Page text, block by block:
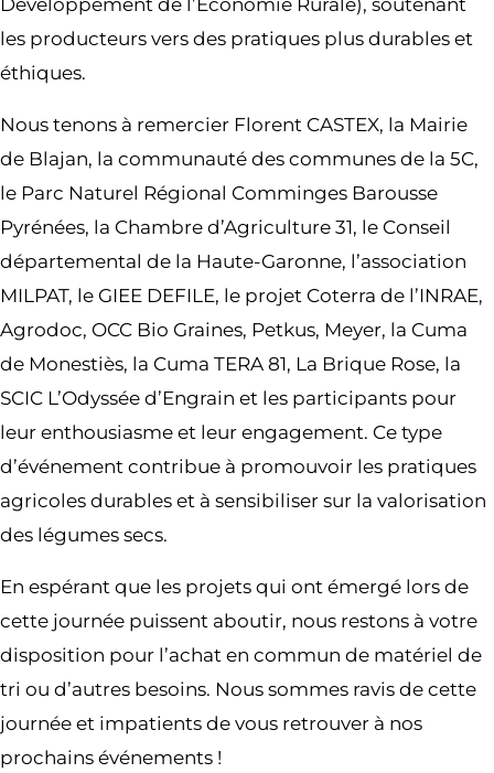
Développement de l’Economie Rurale), soutenant
les producteurs vers des pratiques plus durables et
éthiques.
Nous tenons à remercier Florent CASTEX, la Mairie
de Blajan, la communauté des communes de la 5C,
le Parc Naturel Régional Comminges Barousse
Pyrénées, la Chambre d’Agriculture 31, le Conseil
départemental de la Haute-Garonne, l’association
MILPAT, le GIEE DEFILE, le projet Coterra de l’INRAE,
Agrodoc, OCC Bio Graines, Petkus, Meyer, la Cuma
de Monestiès, la Cuma TERA 81, La Brique Rose, la
SCIC L’Odyssée d’Engrain et les participants pour
leur enthousiasme et leur engagement. Ce type
d’événement contribue à promouvoir les pratiques
agricoles durables et à sensibiliser sur la valorisation
des légumes secs.
En espérant que les projets qui ont émergé lors de
cette journée puissent aboutir, nous restons à votre
disposition pour l’achat en commun de matériel de
tri ou d’autres besoins. Nous sommes ravis de cette
journée et impatients de vous retrouver à nos
prochains événements !